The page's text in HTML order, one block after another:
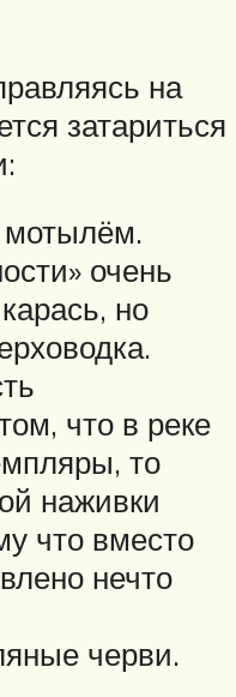
на
затариться
очень
но
что в реке
то
наживки
что вместо
нечто
черви.